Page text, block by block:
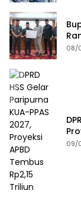
08/
09/